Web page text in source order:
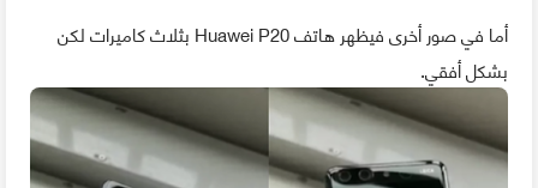
أما في صور أخرى فيظهر هاتف Huawei P20 بثلاث كاميرات لكن
بشكل أفقي.